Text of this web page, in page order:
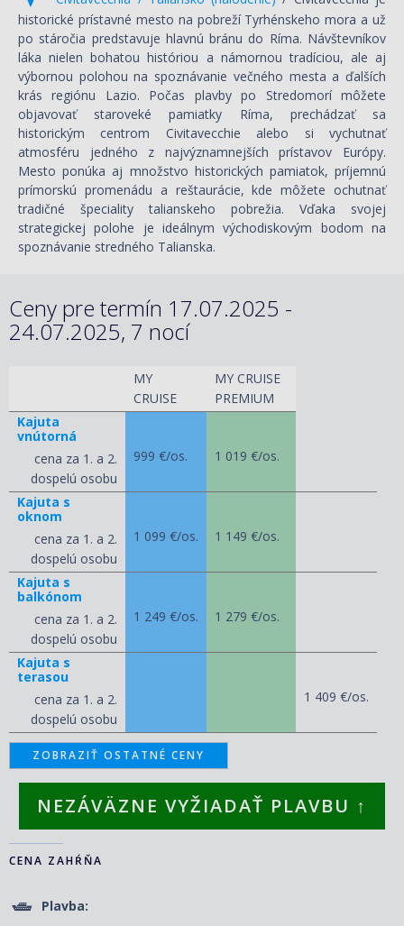
historické prístavné mesto na pobreží Tyrhénskeho mora a už
po stáročia predstavuje hlavnú bránu do Ríma. Návštevníkov
láka nielen bohatou históriou a námornou tradíciou, ale aj
výbornou polohou na spoznávanie večného mesta a ďalších
krás regiónu Lazio. Počas plavby po Stredomorí môžete
objavovať staroveké pamiatky Ríma, prechádzať sa
historickým centrom Civitavecchie alebo si vychutnať
atmosféru jedného z najvýznamnejších prístavov Európy.
Mesto ponúka aj množstvo historických pamiatok, príjemnú
prímorskú promenádu a reštaurácie, kde môžete ochutnať
tradičné špeciality talianskeho pobrežia. Vďaka svojej
strategickej polohe je ideálnym východiskovým bodom na
spoznávanie stredného Talianska.
Ceny pre termín 17.07.2025 -
24.07.2025, 7 nocí
MY
CRUISE
MY CRUISE
PREMIUM
Kajuta
vnútorná
cena za 1. a 2.
dospelú osobu
999 €/os. 1 019 €/os.
Kajuta s
oknom
cena za 1. a 2.
dospelú osobu
1 099 €/os. 1 149 €/os.
Kajuta s
balkónom
cena za 1. a 2.
dospelú osobu
1 249 €/os. 1 279 €/os.
Kajuta s
terasou
cena za 1. a 2.
dospelú osobu
1 409 €/os.
ZOBRAZIŤ OSTATNÉ CENY
NEZÁVÄZNE VYŽIADAŤ PLAVBU ↑
CENA ZAHŔŇA
Plavba: